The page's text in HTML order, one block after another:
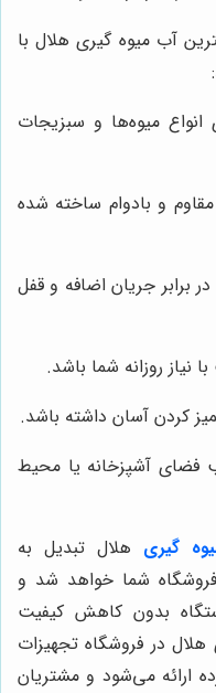
آب میوه گیری هلال با
انواع میوه‌ها و سبزیجات
و بادوام ساخته شده
برابر جریان اضافه و قفل
روزانه شما باشد.
کردن آسان داشته باشد.
فضای آشپزخانه یا محیط
گیری هلال تبدیل به
فروشگاه شما خواهد شد و
بدون کاهش کیفیت
در فروشگاه تجهیزات
ارائه می‌شود و مشتریان